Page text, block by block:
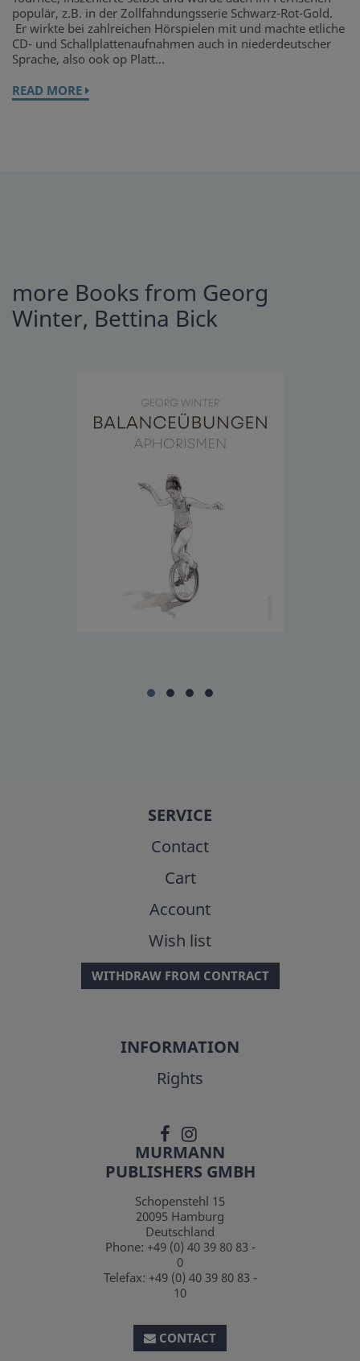
populär, z.B. in der Zollfahndungsserie Schwarz-Rot-Gold.
Er wirkte bei zahlreichen Hörspielen mit und machte etliche
CD- und Schallplattenaufnahmen auch in niederdeutscher
Sprache, also ook op Platt...
READ MORE
more Books from Georg
Winter, Bettina Bick
SERVICE
Contact
Cart
Account
Wish list
WITHDRAW FROM CONTRACT
INFORMATION
Rights
MURMANN
PUBLISHERS GMBH
Schopenstehl 15
20095 Hamburg
Deutschland
Phone: +49 (0) 40 39 80 83 -
0
Telefax: +49 (0) 40 39 80 83 -
10
CONTACT